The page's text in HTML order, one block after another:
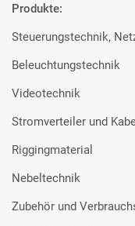
Produkte:
Steuerungstechnik,
Beleuchtungstechnik
Videotechnik
Stromverteiler und
Riggingmaterial
Nebeltechnik
Zubehör und